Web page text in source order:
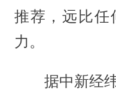
推荐，远比任
力。
据中新经纬